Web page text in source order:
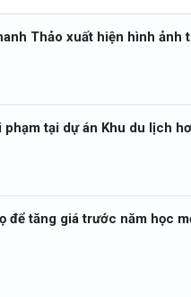
Thảo xuất hiện hình ảnh
tại dự án Khu du lịch
để tăng giá trước năm học